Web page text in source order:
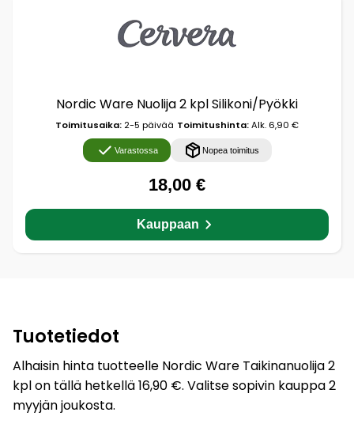
Nordic Ware Nuolija 2 kpl Silikoni/Pyökki
Toimitusaika: 2-5 päivää Toimitushinta:Alk. 6,90 €
Varastossa Nopea toimitus
18,00 €
Kauppaan
Tuotetiedot
Alhaisin hinta tuotteelle Nordic Ware Taikinanuolija 2
kpl on tällä hetkellä 16,90 €. Valitse sopivin kauppa 2
myyjän joukosta.